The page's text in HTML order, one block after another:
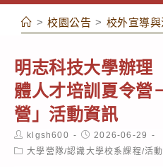
容
> 校園公告 > 校外宣導與
明志科技大學辦理
體人才培訓夏令營
營」活動資訊
Post
author:
klgsh600
Post
published:
2026-06-29
Post大學營隊/認識大學校系課程/活動